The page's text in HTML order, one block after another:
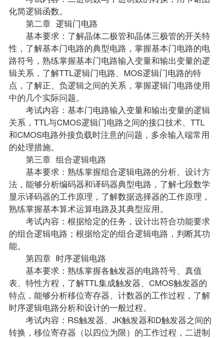
化简逻辑函数。
第二章 逻辑门电路
基本要求：了解晶体二极管和晶体三极管的开关特
性，了解基本门电路的典型电路，掌握基本门电路的电
路符号，熟练掌握基本门电路输入变量和输出变量的逻
辑关系，了解TTL逻辑门电路、MOS逻辑门电路的特
点，了解正、负逻辑之间的关系，掌握逻辑门电路使用
中的几个实际问题。
考试内容：基本门电路输入变量和输出变量的逻辑
关系，TTL与CMOS逻辑门电路之间的接口技术、TTL
和CMOS电路外接负载时注意的问题，多余输入端常用
的处理措施。
第三章 组合逻辑电路
基本要求：熟练掌握组合逻辑电路的分析、设计方
法，能够分析编码器和译码器典型电路，了解七段数学
显示译码器的工作原理，了解数据选择器的工作原理，
熟练掌握基本算术运算电路及其典型应用。
考试内容：根据给定的任务，设计出符合功能要求
的组合逻辑电路；根据给定的组合逻辑电路，判断其功
能。
第四章 时序逻辑电路
基本要求：熟练掌握各触发器的电路符号、真值
表、特性方程，了解TTL集成触发器、CMOS触发器的
特点，能够分析移位寄存器、计数器的工作过程，了解
时序逻辑电路分析和设计的一般过程。
考试内容：RS触发器、JK触发器和D触发器之间的
转换，移位寄存器（以四位为限）的工作过程，二进制